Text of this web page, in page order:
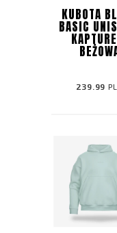
KUBOTA
BASIC
239.99